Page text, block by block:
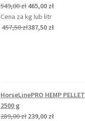
549,00zł Pierwotna
cena
wynosiła:
465,00 złAktualna
wynosi:
Cena za kg lub litr
457,50zł387,50 zł
HorseLinePRO HEMP PELLET
2500 g
289,00zł Pierwotna
239,00 złAktualna